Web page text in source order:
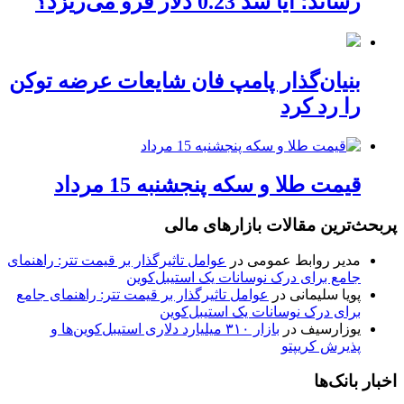
بنیان‌گذار پامپ فان شایعات عرضه توکن
را رد کرد
قیمت طلا و سکه پنجشنبه 15 مرداد
پربحث‌ترین مقالات بازارهای مالی
مدیر روابط عمومی در
عوامل تاثیرگذار بر قیمت تتر: راهنمای
جامع برای درک نوسانات یک استیبل‌کوین
پویا سلیمانی در
عوامل تاثیرگذار بر قیمت تتر: راهنمای جامع
برای درک نوسانات یک استیبل‌کوین
یوزارسیف در
بازار ۳۱۰ میلیارد دلاری استیبل‌کوین‌ها و
پذیرش کریپتو
اخبار بانک‌ها